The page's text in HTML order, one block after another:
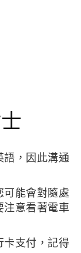
注意看著電車